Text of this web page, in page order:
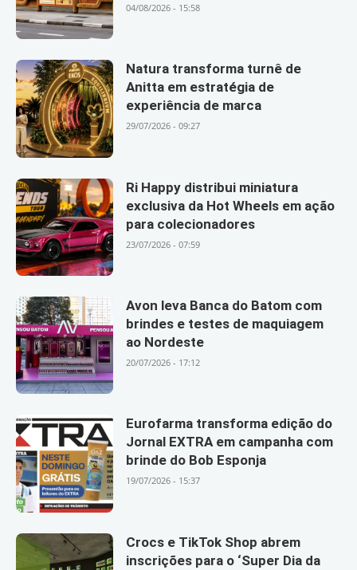
04/08/2026 - 15:58
Natura transforma turnê de
Anitta em estratégia de
experiência de marca
29/07/2026 - 09:27
Ri Happy distribui miniatura
exclusiva da Hot Wheels em ação
para colecionadores
23/07/2026 - 07:59
Avon leva Banca do Batom com
brindes e testes de maquiagem
ao Nordeste
20/07/2026 - 17:12
Eurofarma transforma edição do
Jornal EXTRA em campanha com
brinde do Bob Esponja
19/07/2026 - 15:37
Crocs e TikTok Shop abrem
inscrições para o ‘Super Dia da